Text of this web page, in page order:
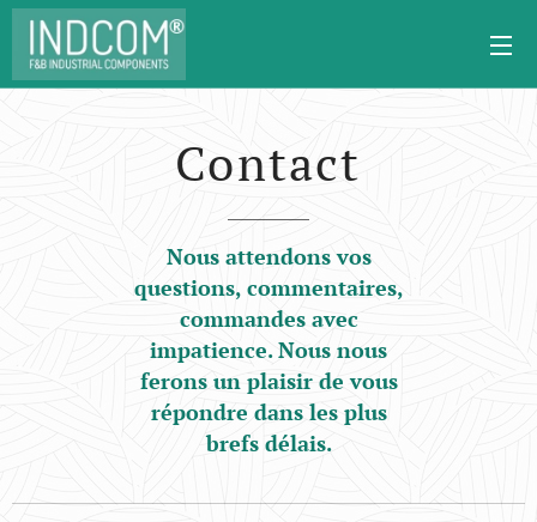
Contact
Nous attendons vos
questions, commentaires,
commandes avec
impatience. Nous nous
ferons un plaisir de vous
répondre dans les plus
brefs délais.